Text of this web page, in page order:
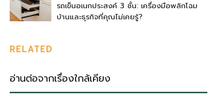
รถเข็นอเนกประสงค์ 3 ชั้น: เครื่องมือพลิกโฉม
บ้านและธุรกิจที่คุณไม่เคยรู้?
RELATED
อ่านต่อจากเรื่องใกล้เคียง